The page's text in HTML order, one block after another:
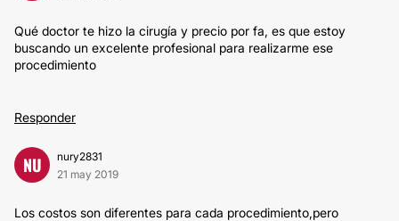
Qué doctor te hizo la cirugía y precio por fa, es que estoy
buscando un excelente profesional para realizarme ese
procedimiento
Responder
NU
nury2831
21 may 2019
Los costos son diferentes para cada procedimiento,pero